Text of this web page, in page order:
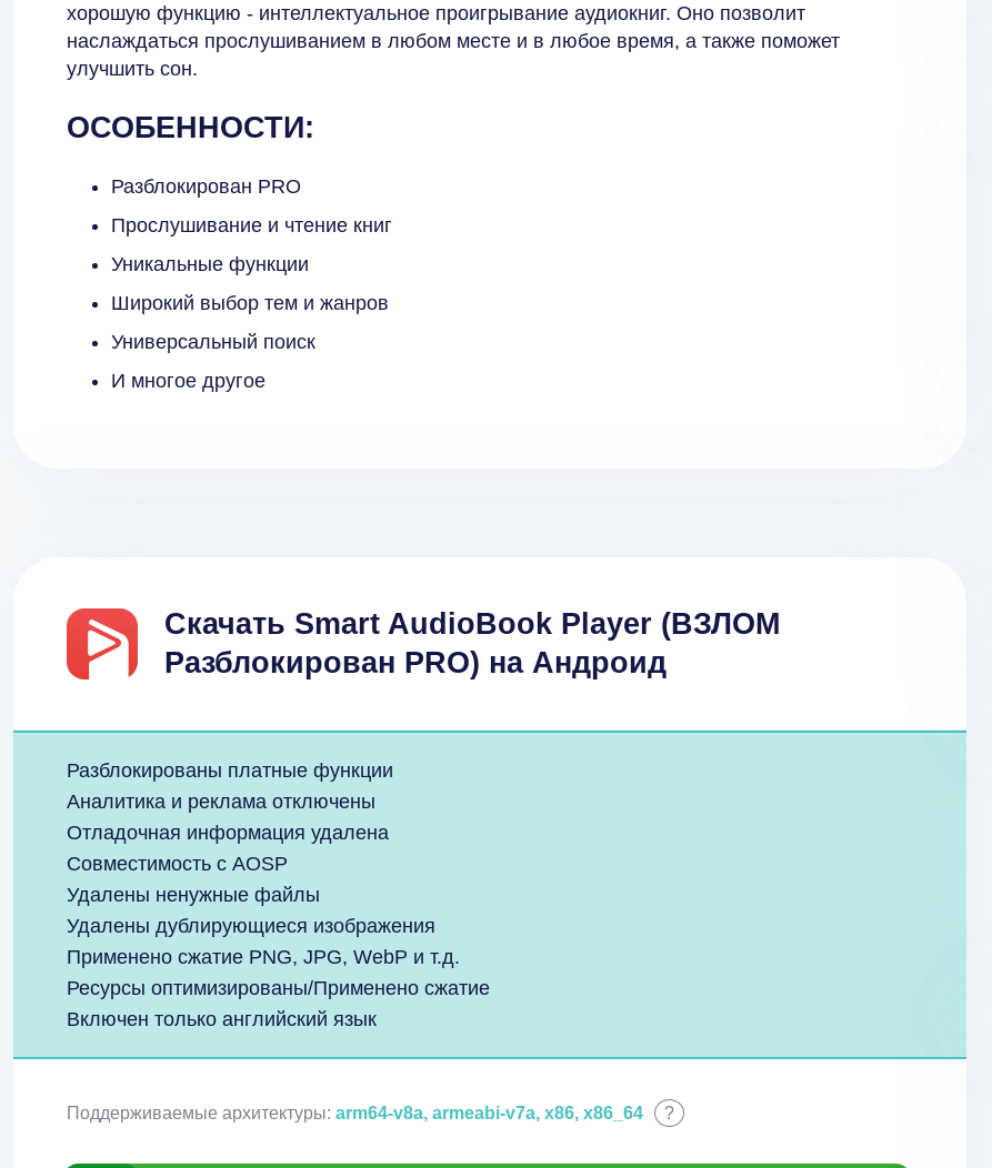
хорошую функцию - интеллектуальное проигрывание аудиокниг. Оно позволит
наслаждаться прослушиванием в любом месте и в любое время, а также поможет
улучшить сон.
ОСОБЕННОСТИ:
Разблокирован PRO
Прослушивание и чтение книг
Уникальные функции
Широкий выбор тем и жанров
Универсальный поиск
И многое другое
Скачать Smart AudioBook Player (ВЗЛОМ
Разблокирован PRO) на Андроид
Разблокированы платные функции
Аналитика и реклама отключены
Отладочная информация удалена
Совместимость с AOSP
Удалены ненужные файлы
Удалены дублирующиеся изображения
Применено сжатие PNG, JPG, WebP и т.д.
Ресурсы оптимизированы/Применено сжатие
Включен только английский язык
Поддерживаемые архитектуры: arm64-v8a, armeabi-v7a, x86, x86_64 ?